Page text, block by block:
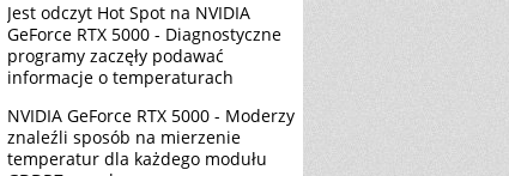
Jest odczyt Hot Spot na NVIDIA
GeForce RTX 5000 - Diagnostyczne
programy zaczęły podawać
informacje o temperaturach
NVIDIA GeForce RTX 5000 - Moderzy
znaleźli sposób na mierzenie
temperatur dla każdego modułu